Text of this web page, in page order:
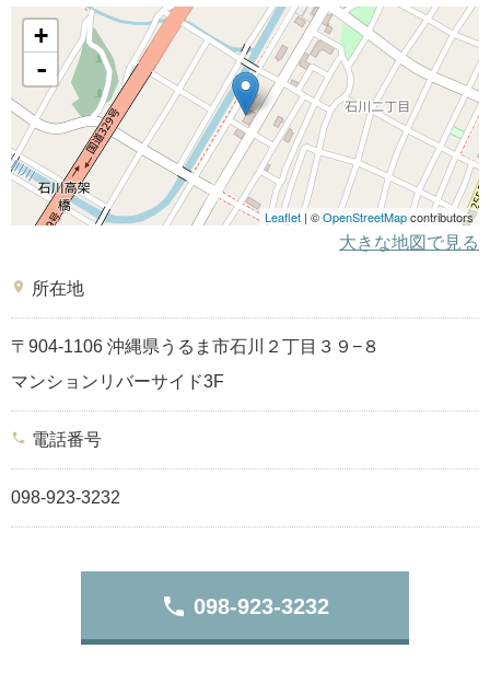
+
-
Leaflet | ©OpenStreetMapcontributors
大きな地図で見る
place 所在地
〒904-1106 沖縄県うるま市石川２丁目３９−８
マンションリバーサイド3F
phone 電話番号
098-923-3232
phone 098-923-3232